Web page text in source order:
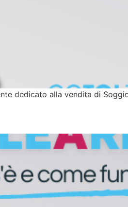
dedicato alla vendita di